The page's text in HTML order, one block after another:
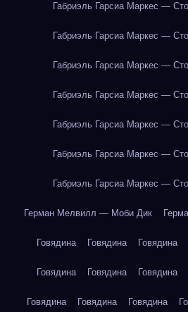
Габриэль Гарсиа Маркес —
Габриэль Гарсиа Маркес —
Габриэль Гарсиа Маркес —
Габриэль Гарсиа Маркес —
Габриэль Гарсиа Маркес —
Габриэль Гарсиа Маркес —
Габриэль Гарсиа Маркес —
Герман Мелвилл — Моби Дик
Говядина Говядина Говядина
Говядина Говядина Говядина
Говядина Говядина Говядина